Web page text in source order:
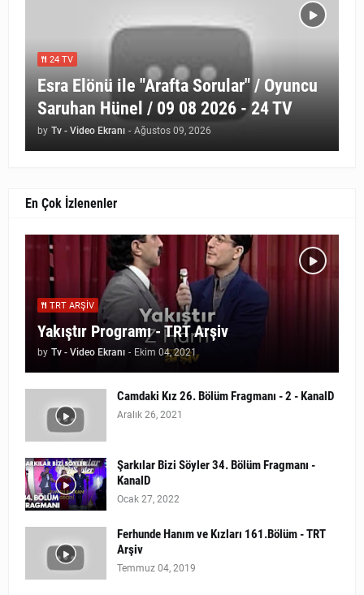
24 TV
Esra Elönü ile "Arafta Sorular" / Oyuncu
Saruhan Hünel / 09 08 2026 - 24 TV
by Tv - Video Ekranı - Ağustos 09, 2026
En Çok İzlenenler
TRT ARŞIV
Yakıştır Programı - TRT Arşiv
by Tv - Video Ekranı - Ekim 04, 2021
Camdaki Kız 26. Bölüm Fragmanı - 2 - KanalD
Aralık 26, 2021
Şarkılar Bizi Söyler 34. Bölüm Fragmanı -
KanalD
Ocak 27, 2022
Ferhunde Hanım ve Kızları 161.Bölüm - TRT
Arşiv
Temmuz 04, 2019